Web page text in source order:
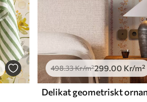
498.33Kr/m²299.00 Kr/m²